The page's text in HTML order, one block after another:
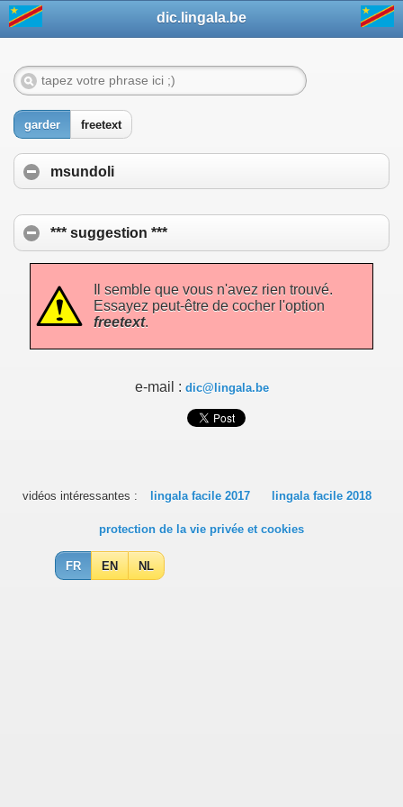
dic.lingala.be
garder freetext
msundoli
*** suggestion ***
Il semble que vous n'avez rien trouvé.
Essayez peut-être de cocher l'option
freetext.
e-mail : dic@lingala.be
vidéos intéressantes : lingala facile 2017 lingala facile 2018
protection de la vie privée et cookies
FR EN NL